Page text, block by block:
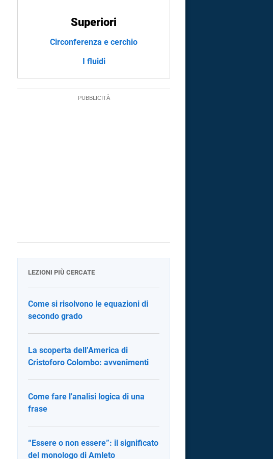
Superiori
Circonferenza e cerchio
I fluidi
LEZIONI PIÙ CERCATE
Come si risolvono le equazioni di
secondo grado
La scoperta dell’America di
Cristoforo Colombo: avvenimenti
Come fare l'analisi logica di una
frase
“Essere o non essere”: il significato
del monologo di Amleto